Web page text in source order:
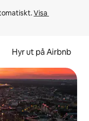
Visa
Hyr ut på Airbnb